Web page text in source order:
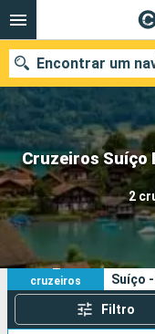
Cruzeiros Suíço
2
Encontrar um
Quando ir?
Data de partida
Cidades
2
cruzeiros
Os
Suíço
Filtro